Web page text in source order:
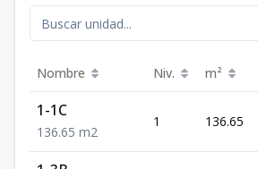
Nombre Niv. m²
1-1C
136.65 m2
1 136.65